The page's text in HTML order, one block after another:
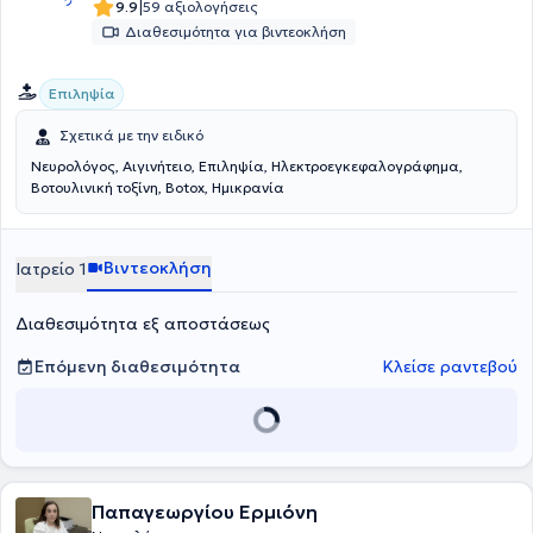
Alumnus Association και της Ελληνικής Νευρολογικής Εταιρείας.
9.9 59 αξιολογήσεις
Διαθεσιμότητα για βιντεοκλήση
Επιληψία
Σχετικά με την ειδικό
Νευρολόγος, Αιγινήτειο, Επιληψία, Ηλεκτροεγκεφαλογράφημα,
Bοτουλινική τοξίνη, Botox, Ημικρανία
Ιατρείο 1 Βιντεοκλήση
Διαθεσιμότητα εξ αποστάσεως
Επόμενη διαθεσιμότητα
Κλείσε ραντεβού
Παπαγεωργίου Ερμιόνη